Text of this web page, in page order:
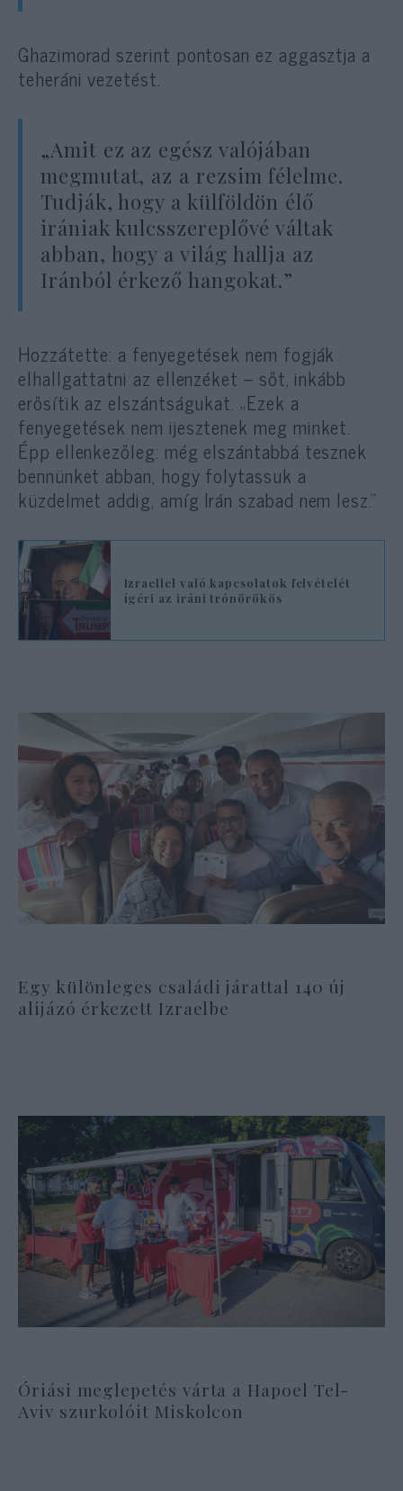
Ghazimorad szerint pontosan ez aggasztja a
teheráni vezetést.
„Amit ez az egész valójában
megmutat, az a rezsim félelme.
Tudják, hogy a külföldön élő
irániak kulcsszereplővé váltak
abban, hogy a világ hallja az
Iránból érkező hangokat.”
Hozzátette: a fenyegetések nem fogják
elhallgattatni az ellenzéket – sőt, inkább
erősítik az elszántságukat. „Ezek a
fenyegetések nem ijesztenek meg minket.
Épp ellenkezőleg: még elszántabbá tesznek
bennünket abban, hogy folytassuk a
küzdelmet addig, amíg Irán szabad nem lesz.”
Izraellel való kapcsolatok felvételét
ígéri az iráni trónörökös
Egy különleges családi járattal 140 új
alijázó érkezett Izraelbe
Óriási meglepetés várta a Hapoel Tel-
Aviv szurkolóit Miskolcon